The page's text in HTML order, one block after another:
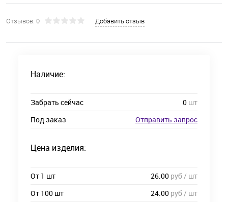
Отзывов: 0 Добавить отзыв
Наличие:
Забрать сейчас 0 шт
Под заказ
Отправить запрос
Цена изделия:
От 1 шт 26.00 руб / шт
От 100 шт
24.00 руб / шт